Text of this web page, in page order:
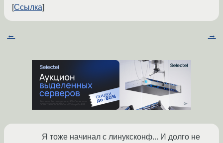
Ссылка
← →
Я тоже начинал с линуксконф... И долго не